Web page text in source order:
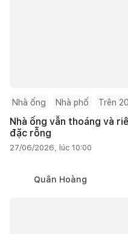
Nhà ống Nhà phố Trên
Nhà ống vẫn thoáng và
đặc rỗng
27/06/2026, lúc 10:00
Quân Hoàng